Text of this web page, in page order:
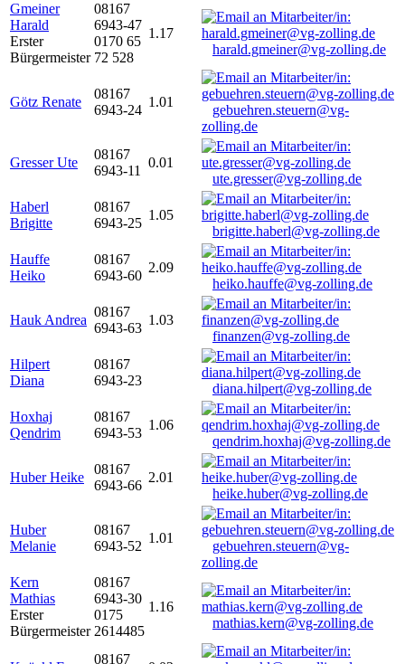
Gmeiner
Harald
Erster
Bürgermeister
08167
6943-47
0170 65
72 528
1.17
harald.gmeiner@vg-zolling.de
Götz Renate
08167
6943-24
1.01
gebuehren.steuern@vg-
zolling.de
Gresser Ute
08167
6943-11
0.01
ute.gresser@vg-zolling.de
Haberl
Brigitte
08167
6943-25
1.05
brigitte.haberl@vg-zolling.de
Hauffe
Heiko
08167
6943-60
2.09
heiko.hauffe@vg-zolling.de
Hauk Andrea
08167
6943-63
1.03
finanzen@vg-zolling.de
Hilpert
Diana
08167
6943-23
diana.hilpert@vg-zolling.de
Hoxhaj
Qendrim
08167
6943-53
1.06
qendrim.hoxhaj@vg-zolling.de
Huber Heike
08167
6943-66
2.01
heike.huber@vg-zolling.de
Huber
Melanie
08167
6943-52
1.01
gebuehren.steuern@vg-
zolling.de
Kern
Mathias
Erster
Bürgermeister
08167
6943-30
0175
2614485
1.16
mathias.kern@vg-zolling.de
08167